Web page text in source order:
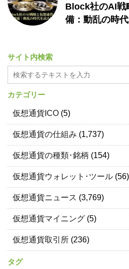
Block社のAI戦
備：動乱の時
サイト内検索
カテゴリー
仮想通貨ICO (5)
仮想通貨の仕組み (1,737)
仮想通貨の種類･銘柄 (154)
仮想通貨ウォレット･ツール (56)
仮想通貨ニュース (3,769)
仮想通貨マイニング (5)
仮想通貨取引所 (236)
タグ